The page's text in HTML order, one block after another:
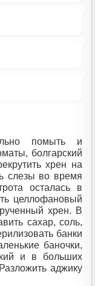
помыть и
болгарский
хрен на
слезы во время
осталась в
целлофановый
хрен. В
сахар, соль,
банки
баночки,
и в больших
аджику